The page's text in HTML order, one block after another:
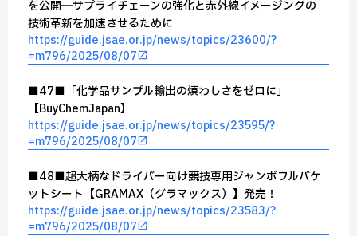
を公開―サプライチェーンの強化と赤外線イメージングの
技術革新を加速させるために
https://guide.jsae.or.jp/news/topics/23600/?
=m796/2025/08/07
■47■「化学品サンプル輸出の煩わしさをゼロに」
【BuyChemJapan】
https://guide.jsae.or.jp/news/topics/23595/?
=m796/2025/08/07
■48■超大柄なドライバー向け競技専用ジャンボフルバケ
ットシート【GRAMAX（グラマックス）】発売！
https://guide.jsae.or.jp/news/topics/23583/?
=m796/2025/08/07